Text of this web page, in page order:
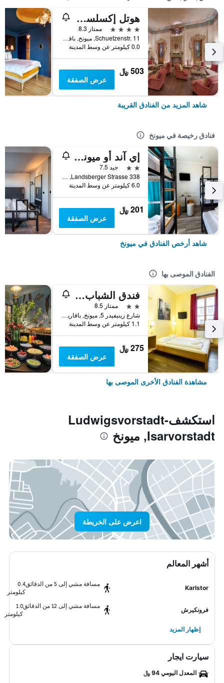
هوتل إكسلسيور مونتشين
4 نجوم
ممتاز 8.3
Schuetzenstr. 11, ميونخ, بافاريا, ألمانيا
0.0 كيلومتر عن وسط المدينة
503 ﷼
عرض الصفقة
شاهد المزيد من الفنادق القريبة
فنادق رخيصة في ميونخ
إي آند أو ميونيخ لايم
2 نجمتين
جيد 7.5
Landsberger Strasse 338, ميونخ, بافاريا, ألمانيا
6.0 كيلومتر عن وسط المدينة
201 ﷼
عرض الصفقة
شاهد أرخص الفنادق في ميونخ
الفنادق الموصى بها
فندق الشباب يورو ميونيخ
2 نجمتين
ممتاز 8.5
شارع زينيفيدر 5, ميونخ, بافاريا, ألمانيا
1.1 كيلومتر عن وسط المدينة
275 ﷼
عرض الصفقة
مشاهدة الفنادق الأخرى الموصى بها
استكشفLudwigsvorstadt-
Isarvorstadt, ميونخ
اعرض على الخريطة
أشهر المعالم
Karlstor
مسافة مشي إلى 5 من الدقائق
0.4
كيلومتر
فرونكيرش
مسافة مشي إلى 12 من الدقائق
1.0
كيلومتر
إظهار المزيد
سيارت ايجار
المعدل اليومي 94 ﷼